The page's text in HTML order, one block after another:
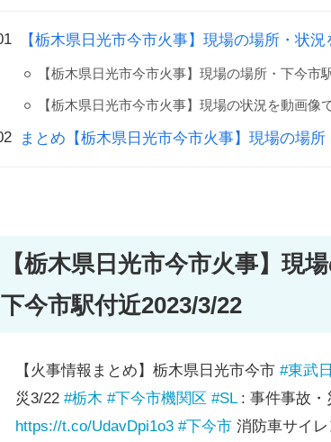
【栃木県日光市今市火事】現場の場所・状
【栃木県日光市今市火事】現場の場所・下今市
【栃木県日光市今市火事】現場の状況を動画像
まとめ【栃木県日光市今市火事】現場の場
【栃木県日光市今市火事】現
下今市駅付近2023/3/22
【火事情報まとめ】栃木県日光市今市 #東武
災3/22 #栃木 #下今市機関区 #SL: 事件事故・
https://t.co/UdavDpi1o3 #下今市 消防車サイレ